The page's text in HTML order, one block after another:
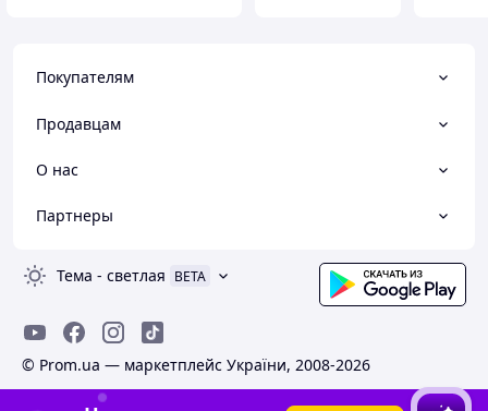
Покупателям
Продавцам
О нас
Партнеры
Тема - светлая BETA
© Prom.ua — маркетплейс України, 2008-2026